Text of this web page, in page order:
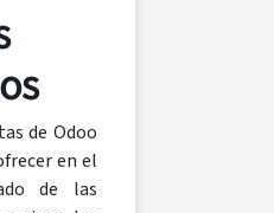
de Odoo
en el
de las